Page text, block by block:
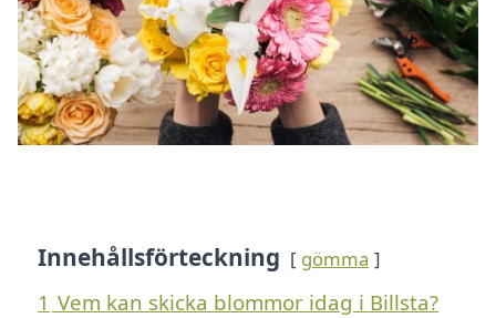
Innehållsförteckning gömma
1 Vem kan skicka blommor idag i Billsta?